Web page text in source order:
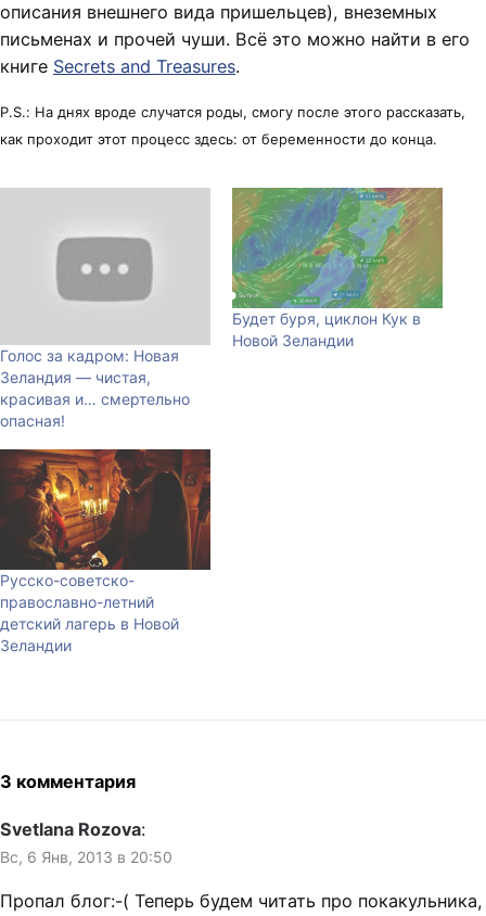
описания внешнего вида пришельцев), внеземных
письменах и прочей чуши. Всё это можно найти в его
книге Secrets and Treasures.
P.S.: На днях вроде случатся роды, смогу после этого рассказать,
как проходит этот процесс здесь: от беременности до конца.
Голос за кадром: Новая
Зеландия — чистая,
красивая и… смертельно
опасная!
Будет буря, циклон Кук в
Новой Зеландии
Русско-советско-
православно-летний
детский лагерь в Новой
Зеландии
3 комментария
Svetlana Rozova:
Вс, 6 Янв, 2013 в 20:50
Пропал блог:-( Теперь будем читать про покакульника,